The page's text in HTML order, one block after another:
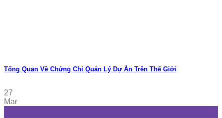
Tổng Quan Về Chứng Chỉ Quản Lý Dự Án Trên Thế Giới
27
Mar